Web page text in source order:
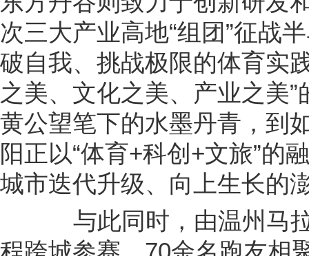
次三大产业高地“组团”征战
破自我、挑战极限的体育实
之美、文化之美、产业之美
黄公望笔下的水墨丹青，到
阳正以“体育+科创+文旅”的
城市迭代升级、向上生长的
与此同时，由温州马拉